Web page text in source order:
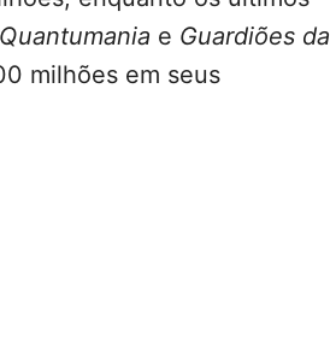
e Guardiões da
milhões em seus